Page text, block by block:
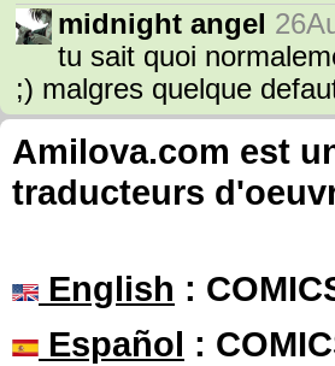
midnight angel
tu sait quoi
;) malgres quelque
Amilova.com est
traducteurs
English :
Español :